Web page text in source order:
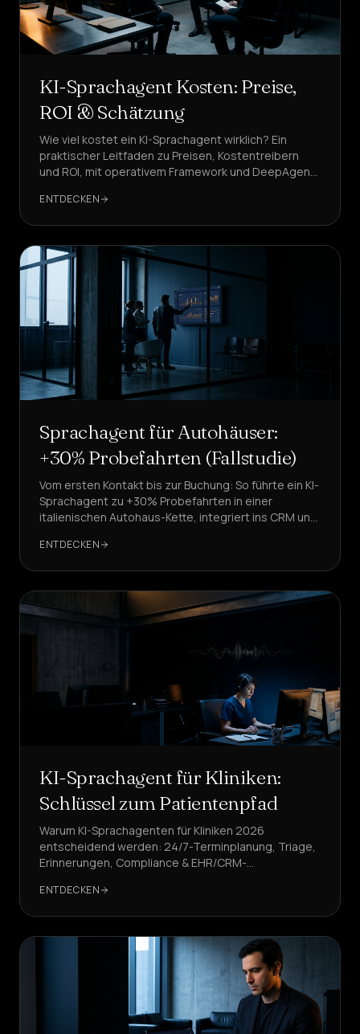
KI-Sprachagent Kosten: Preise,
ROI & Schätzung
Wie viel kostet ein KI-Sprachagent wirklich? Ein
praktischer Leitfaden zu Preisen, Kostentreibern
und ROI, mit operativem Framework und DeepAgent-
ENTDECKEN
Sprachagent für Autohäuser:
+30% Probefahrten (Fallstudie)
Vom ersten Kontakt bis zur Buchung: So führte ein KI-
Sprachagent zu +30% Probefahrten in einer
italienischen Autohaus-Kette, integriert ins CRM und
Widerspruchsregister.
ENTDECKEN
KI-Sprachagent für Kliniken:
Schlüssel zum Patientenpfad
Warum KI-Sprachagenten für Kliniken 2026
entscheidend werden: 24/7-Terminplanung, Triage,
Erinnerungen, Compliance & EHR/CRM-
ENTDECKEN